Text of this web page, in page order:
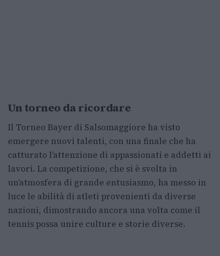
Un torneo da ricordare
Il Torneo Bayer di Salsomaggiore ha visto
emergere nuovi talenti, con una finale che ha
catturato l’attenzione di appassionati e addetti ai
lavori. La competizione, che si è svolta in
un’atmosfera di grande entusiasmo, ha messo in
luce le abilità di atleti provenienti da diverse
nazioni, dimostrando ancora una volta come il
tennis possa unire culture e storie diverse.